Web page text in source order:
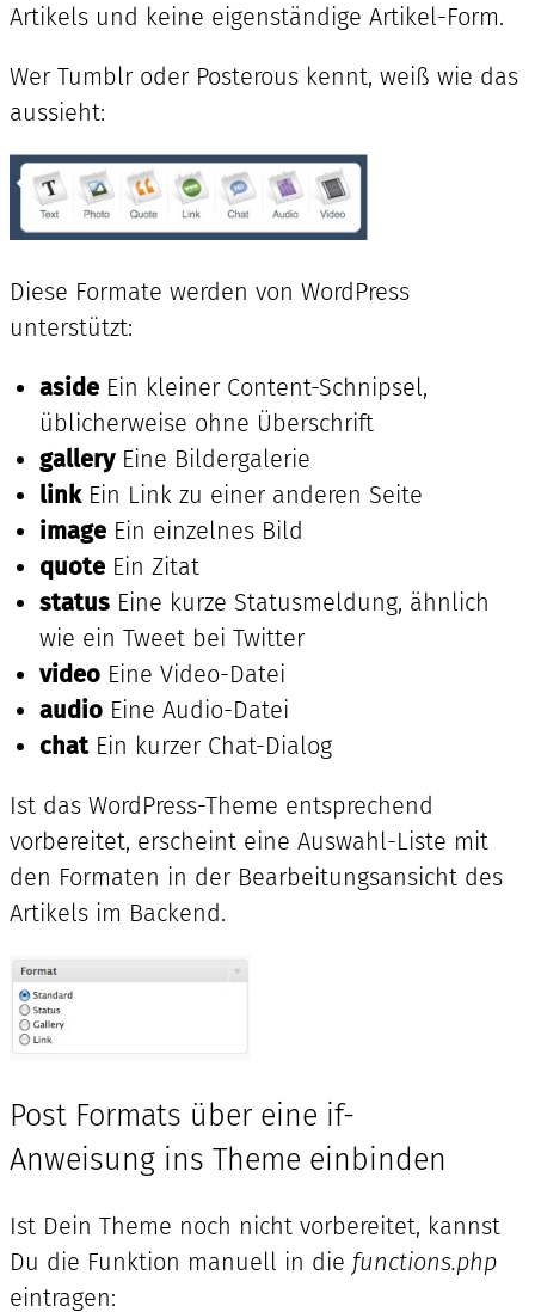
Artikels und keine eigenständige Artikel-Form.
Wer Tumblr oder Posterous kennt, weiß wie das
aussieht:
Diese Formate werden von WordPress
unterstützt:
aside Ein kleiner Content-Schnipsel,
üblicherweise ohne Überschrift
galleryEine Bildergalerie
linkEin Link zu einer anderen Seite
image Ein einzelnes Bild
quote Ein Zitat
status Eine kurze Statusmeldung, ähnlich
wie ein Tweet bei Twitter
video Eine Video-Datei
audio Eine Audio-Datei
chatEin kurzer Chat-Dialog
Ist das WordPress-Theme entsprechend
vorbereitet, erscheint eine Auswahl-Liste mit
den Formaten in der Bearbeitungsansicht des
Artikels im Backend.
Post Formats über eine if-
Anweisung ins Theme einbinden
Ist Dein Theme noch nicht vorbereitet, kannst
Du die Funktion manuell in die functions.php
eintragen: